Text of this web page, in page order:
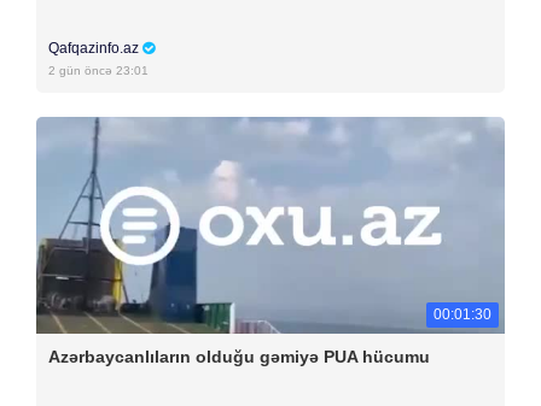
Qafqazinfo.az
2 gün öncə 23:01
00:01:30
Azərbaycanlıların olduğu gəmiyə PUA hücumu